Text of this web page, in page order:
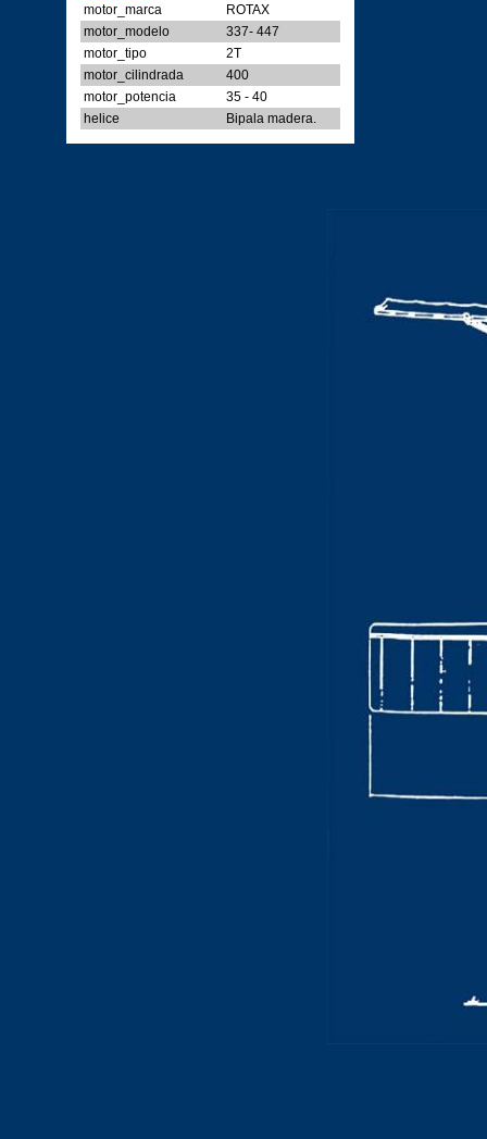
motor_marca
ROTAX
motor_modelo
337- 447
motor_tipo
2T
motor_cilindrada
400
motor_potencia
35 - 40
helice
Bipala madera.